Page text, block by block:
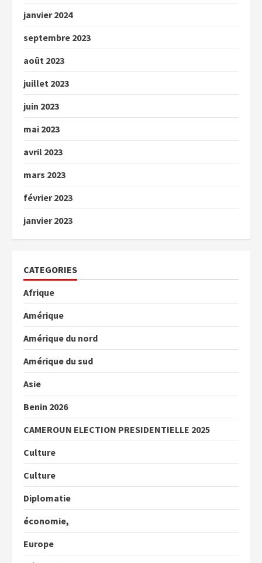
janvier 2024
septembre 2023
août 2023
juillet 2023
juin 2023
mai 2023
avril 2023
mars 2023
février 2023
janvier 2023
CATEGORIES
Afrique
Amérique
Amérique du nord
Amérique du sud
Asie
Benin 2026
CAMEROUN ELECTION PRESIDENTIELLE 2025
Culture
Culture
Diplomatie
économie,
Europe